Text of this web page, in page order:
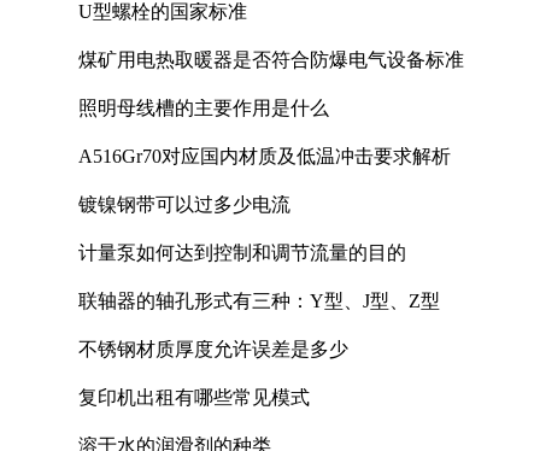
U型螺栓的国家标准
煤矿用电热取暖器是否符合防爆电气设备标准
照明母线槽的主要作用是什么
A516Gr70对应国内材质及低温冲击要求解析
镀镍钢带可以过多少电流
计量泵如何达到控制和调节流量的目的
联轴器的轴孔形式有三种：Y型、J型、Z型
不锈钢材质厚度允许误差是多少
复印机出租有哪些常见模式
溶于水的润滑剂的种类